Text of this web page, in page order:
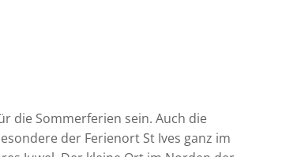
die Sommerferien sein. Auch die
der Ferienort St Ives ganz im